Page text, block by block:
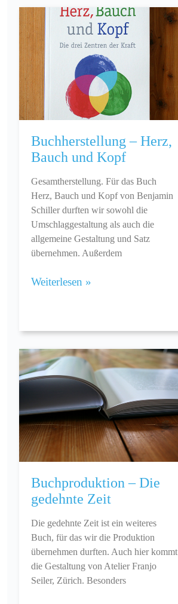
Buchherstellung – Herz,
Bauch und Kopf
Gesamtherstellung. Für das Buch
Herz, Bauch und Kopf von Benjamin
Schiller durften wir sowohl die
Umschlaggestaltung als auch die
allgemeine Gestaltung und Satz
übernehmen. Außerdem
Weiterlesen »
Buchproduktion – Die
gedehnte Zeit
Die gedehnte Zeit ist ein weiteres
Buch, für das wir die Produktion
übernehmen durften. Auch hier kommt
die Gestaltung von Atelier Franjo
Seiler, Zürich. Besonders